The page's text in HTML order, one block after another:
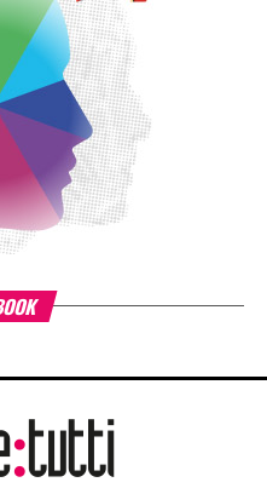
Cariplo, che sostiene il
tra 0 e 6 anni, con
di povertà e fragilità
percorsi di crescita
educanti.
a tutti gli asili nido
Fondazione
quanto la lettura
di famiglie e servizi
prima. La forza di
di trasformare la